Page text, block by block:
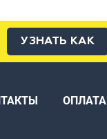
УЗНАТЬ КАК
ОПЛАТА